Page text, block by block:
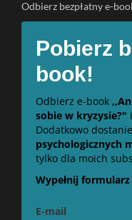
Odbierz bezpłatny e-
Pobierz
book!
Odbierz e-book
sobie w kryzysie?"
Dodatkowo
psychologicznych
tylko dla moich
Wypełnij
E-mail